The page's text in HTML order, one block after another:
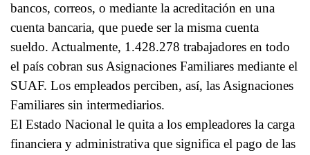
bancos, correos, o mediante la acreditación en una
cuenta bancaria, que puede ser la misma cuenta
sueldo. Actualmente, 1.428.278 trabajadores en todo
el país cobran sus Asignaciones Familiares mediante el
SUAF. Los empleados perciben, así, las Asignaciones
Familiares sin intermediarios.
El Estado Nacional le quita a los empleadores la carga
financiera y administrativa que significa el pago de las